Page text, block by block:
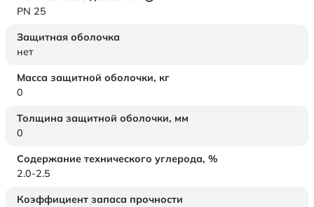
PN 25
Защитная оболочка
нет
Масса защитной оболочки, кг
0
Толщина защитной оболочки, мм
0
Содержание технического углерода, %
2.0-2.5
Коэффициент запаса прочности